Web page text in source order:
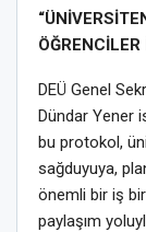
ÖĞRENCİLER
DEÜ Genel
Dündar Yener
bu protokol,
sağduyuya,
önemli bir iş
paylaşım